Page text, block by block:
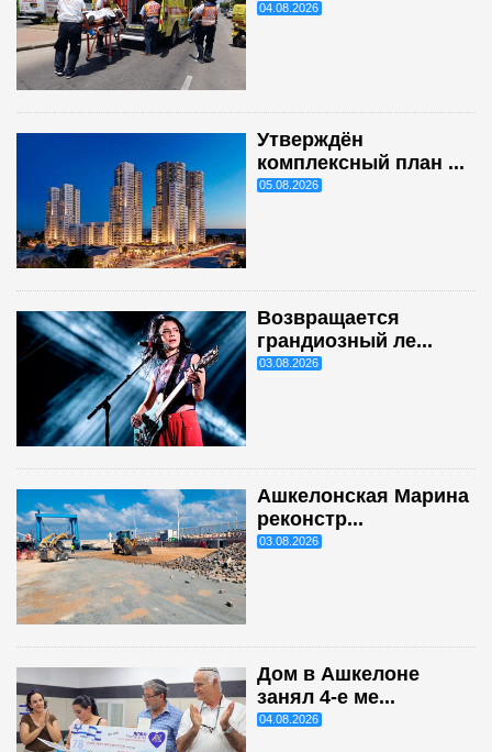
04.08.2026
Утверждён
комплексный план ...
05.08.2026
Возвращается
грандиозный ле...
03.08.2026
Ашкелонская Марина
реконстр...
03.08.2026
Дом в Ашкелоне
занял 4-е ме...
04.08.2026